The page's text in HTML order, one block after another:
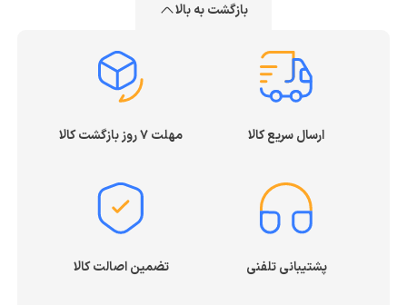
بازگشت به بالا
ارسال سریع کالا مهلت ۷ روز بازگشت کالا
پشتیبانی تلفنی تضمین اصالت کالا